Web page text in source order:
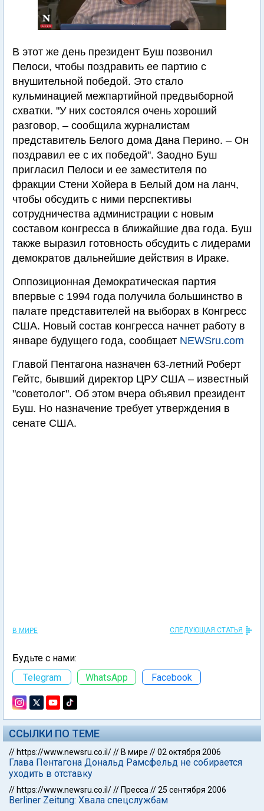
В этот же день президент Буш позвонил
Пелоси, чтобы поздравить ее партию с
внушительной победой. Это стало
кульминацией межпартийной предвыборной
схватки. "У них состоялся очень хороший
разговор, – сообщила журналистам
представитель Белого дома Дана Перино. – Он
поздравил ее с их победой". Заодно Буш
пригласил Пелоси и ее заместителя по
фракции Стени Хойера в Белый дом на ланч,
чтобы обсудить с ними перспективы
сотрудничества администрации с новым
составом конгресса в ближайшие два года. Буш
также выразил готовность обсудить с лидерами
демократов дальнейшие действия в Ираке.
Оппозиционная Демократическая партия
впервые с 1994 года получила большинство в
палате представителей на выборах в Конгресс
США. Новый состав конгресса начнет работу в
январе будущего года, сообщает NEWSru.com
Главой Пентагона назначен 63-летний Роберт
Гейтс, бывший директор ЦРУ США – известный
"советолог". Об этом вчера объявил президент
Буш. Но назначение требует утверждения в
сенате США.
В МИРЕ СЛЕДУЮЩАЯ СТАТЬЯ
Будьте с нами:
Telegram
WhatsApp Facebook
ССЫЛКИ ПО ТЕМЕ
// https://www.newsru.co.il/// В мире //02 октября 2006
Глава Пентагона Дональд Рамсфельд не собирается
уходить в отставку
// https://www.newsru.co.il/// Пресса //25 сентября 2006
Berliner Zeitung: Хвала спецслужбам